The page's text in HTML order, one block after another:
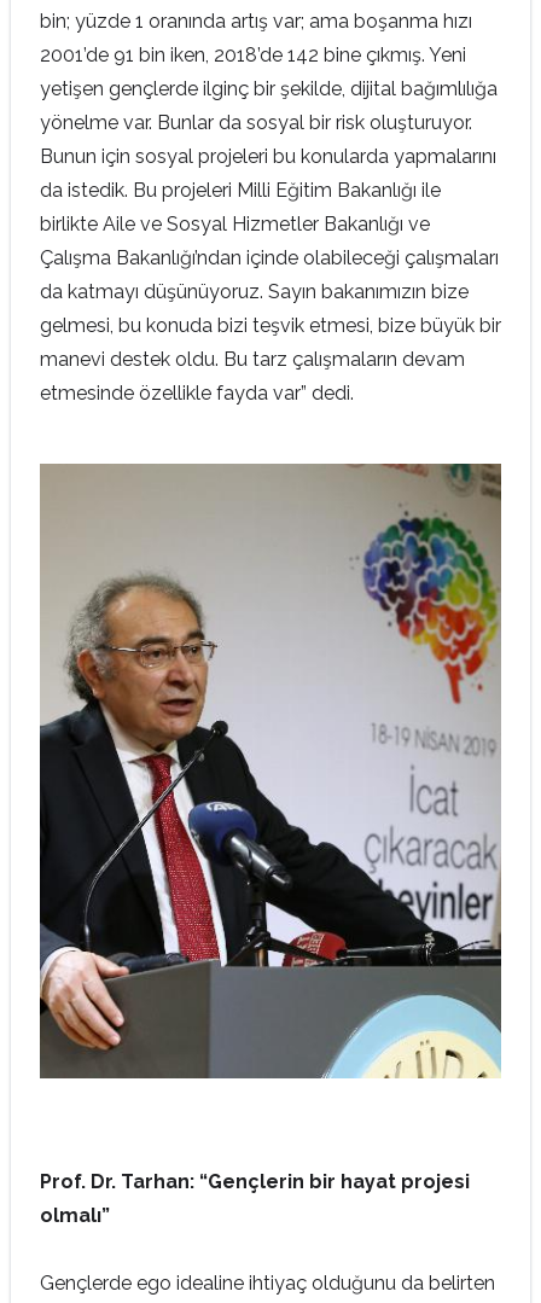
bin; yüzde 1 oranında artış var; ama boşanma hızı
2001’de 91 bin iken, 2018’de 142 bine çıkmış. Yeni
yetişen gençlerde ilginç bir şekilde, dijital bağımlılığa
yönelme var. Bunlar da sosyal bir risk oluşturuyor.
Bunun için sosyal projeleri bu konularda yapmalarını
da istedik. Bu projeleri Milli Eğitim Bakanlığı ile
birlikte Aile ve Sosyal Hizmetler Bakanlığı ve
Çalışma Bakanlığı’ndan içinde olabileceği çalışmaları
da katmayı düşünüyoruz. Sayın bakanımızın bize
gelmesi, bu konuda bizi teşvik etmesi, bize büyük bir
manevi destek oldu. Bu tarz çalışmaların devam
etmesinde özellikle fayda var” dedi.
Prof. Dr. Tarhan: “Gençlerin bir hayat projesi
olmalı”
Gençlerde ego idealine ihtiyaç olduğunu da belirten